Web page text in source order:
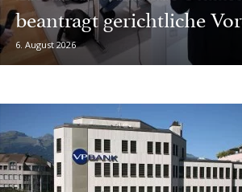
beantragt gerichtliche
6. August 2026